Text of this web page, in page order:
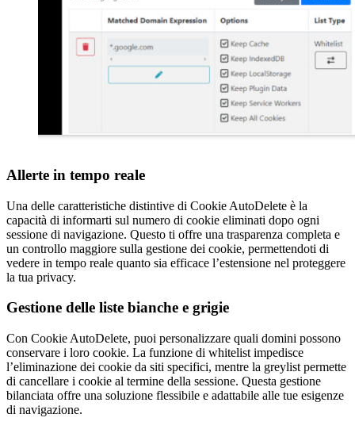
Allerte in tempo reale
Una delle caratteristiche distintive di Cookie AutoDelete è la
capacità di informarti sul numero di cookie eliminati dopo ogni
sessione di navigazione. Questo ti offre una trasparenza completa e
un controllo maggiore sulla gestione dei cookie, permettendoti di
vedere in tempo reale quanto sia efficace l’estensione nel proteggere
la tua privacy.
Gestione delle liste bianche e grigie
Con Cookie AutoDelete, puoi personalizzare quali domini possono
conservare i loro cookie. La funzione di whitelist impedisce
l’eliminazione dei cookie da siti specifici, mentre la greylist permette
di cancellare i cookie al termine della sessione. Questa gestione
bilanciata offre una soluzione flessibile e adattabile alle tue esigenze
di navigazione.